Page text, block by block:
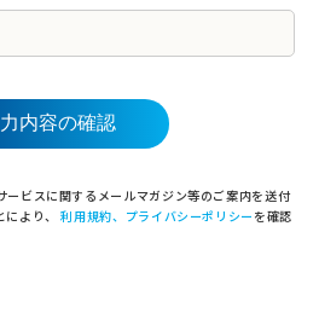
ービスに関するメールマガジン等のご案内を送付
により、利用規約、プライバシーポリシー を確認